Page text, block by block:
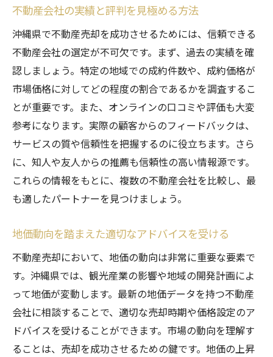
不動産会社の実績と評判を見極める方法
沖縄県で不動産売却を成功させるためには、信頼できる
不動産会社の選定が不可欠です。まず、過去の実績を確
認しましょう。特定の地域での成約件数や、成約価格が
市場価格に対してどの程度の割合であるかを調査するこ
とが重要です。また、オンラインの口コミや評価も大変
参考になります。実際の顧客からのフィードバックは、
サービスの質や信頼性を把握するのに役立ちます。さら
に、知人や友人からの推薦も信頼性の高い情報源です。
これらの情報をもとに、複数の不動産会社を比較し、最
も適したパートナーを見つけましょう。
地価動向を踏まえた適切なアドバイスを受ける
不動産売却において、地価の動向は非常に重要な要素で
す。沖縄県では、観光産業の影響や地域の開発計画によ
って地価が変動します。最新の地価データを持つ不動産
会社に相談することで、適切な売却時期や価格設定のア
ドバイスを受けることができます。市場の動向を理解す
ることは、売却を成功させるための鍵です。地価の上昇